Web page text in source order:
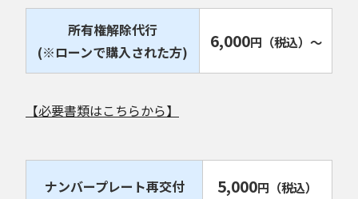
所有権解除代行
(※ローンで購入された方)
6,000円 （税込） ～
【必要書類はこちらから】
ナンバープレート再交付 5,000円 （税込）